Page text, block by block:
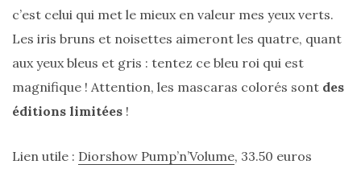
c’est celui qui met le mieux en valeur mes yeux verts.
Les iris bruns et noisettes aimeront les quatre, quant
aux yeux bleus et gris : tentez ce bleu roi qui est
magnifique ! Attention, les mascaras colorés sont des
éditions limitées !
Lien utile : Diorshow Pump’n’Volume, 33.50 euros